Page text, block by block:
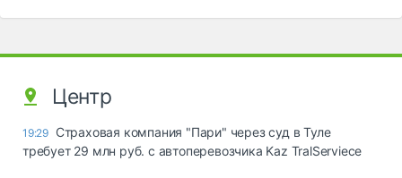
Центр
19:29 Страховая компания "Пари" через суд в Туле
требует 29 млн руб. с автоперевозчика Kaz TralServiece